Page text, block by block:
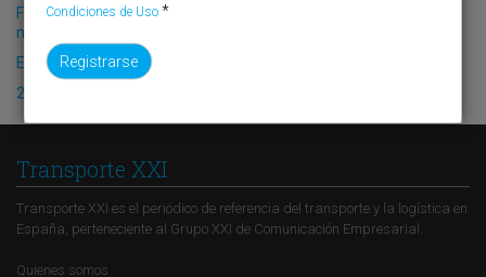
Fribasa refuerza su logística con la puesta en marcha de una
nueva base en Vizcaya
El Puerto de Valencia crecerá en oferta ro-pax
2025: el año del talento logístico
Transporte XXI
Transporte XXI es el periódico de referencia del transporte y la logística en
España, perteneciente al Grupo XXI de Comunicación Empresarial.
Quienes somos
Condiciones de Uso *